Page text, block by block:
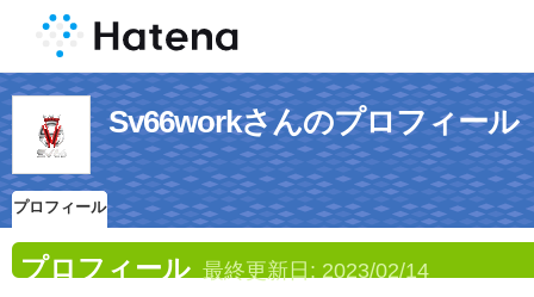
Sv66workさんのプロフィール
プロフィール
プロフィール 最終更新日: 2023/02/14